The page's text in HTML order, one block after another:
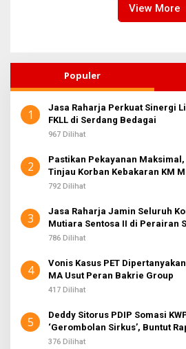
View More
Populer
1
Jasa Raharja Perkuat Sinergi
FKLL di Serdang Bedagai
967 Dilihat
2
Pastikan Pekayanan
Tinjau Korban Kebakaran KM
792 Dilihat
3
Jasa Raharja Jamin Seluruh
Mutiara Sentosa II di Perairan
786 Dilihat
4
Vonis Kasus PET
MA Usut Peran Bakrie Group
417 Dilihat
5
Deddy Sitorus PDIP Somasi
‘Gerombolan Sirkus’, Buntut
Sufmi Dasco Ahmad
376 Dilihat